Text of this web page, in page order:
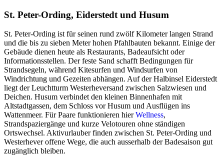
St. Peter-Ording, Eiderstedt und Husum
St. Peter-Ording ist für seinen rund zwölf Kilometer langen Strand
und die bis zu sieben Meter hohen Pfahlbauten bekannt. Einige der
Gebäude dienen heute als Restaurants, Badeaufsicht oder
Informationsstellen. Der feste Sand schafft Bedingungen für
Strandsegeln, während Kitesurfen und Windsurfen von
Windrichtung und Gezeiten abhängen. Auf der Halbinsel Eiderstedt
liegt der Leuchtturm Westerheversand zwischen Salzwiesen und
Deichen. Husum verbindet den kleinen Binnenhafen mit
Altstadtgassen, dem Schloss vor Husum und Ausflügen ins
Wattenmeer. Für Paare funktionieren hierWellness,
Strandspaziergänge und kurze Velotouren ohne ständigen
Ortswechsel. Aktivurlauber finden zwischen St. Peter-Ording und
Westerhever offene Wege, die auch ausserhalb der Badesaison gut
zugänglich bleiben.